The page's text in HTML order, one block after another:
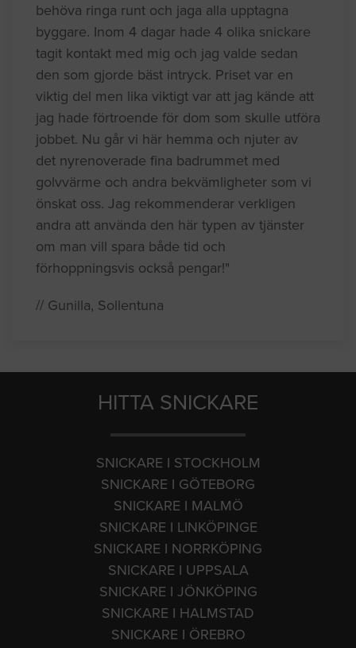
behöva ringa runt och jaga alla upptagna
byggare. Inom 4 dagar hade 4 olika snickare
tagit kontakt med mig och jag valde sedan
den som gjorde bäst intryck. Priset var en
viktig del men lika viktigt var att jag kände att
jag hade förtroende för dom som skulle utföra
jobbet. Nu går vi här hemma och njuter av
det nyrenoverade fina badrummet med
golvvärme och andra bekvämligheter som vi
önskat oss. Jag rekommenderar verkligen
andra att använda den här typen av tjänster
om man vill spara både tid och
förhoppningsvis också pengar!"
// Gunilla, Sollentuna
HITTA SNICKARE
SNICKARE I STOCKHOLM
SNICKARE I GÖTEBORG
SNICKARE I MALMÖ
SNICKARE I LINKÖPINGE
SNICKARE I NORRKÖPING
SNICKARE I UPPSALA
SNICKARE I JÖNKÖPING
SNICKARE I HALMSTAD
SNICKARE I ÖREBRO